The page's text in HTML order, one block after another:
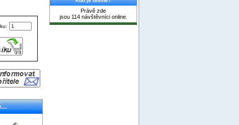
Právě zde
jsou 114 návštěvníci online.